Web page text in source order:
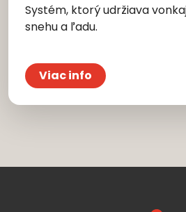
Systém, ktorý udržiava
snehu a ľadu.
Viac info